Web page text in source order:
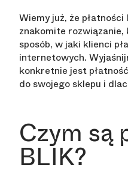
Wiemy już, że
znakomite
sposób, w jaki klienci
internetowych.
konkretnie jest
do swojego sklepu i
Czym są
BLIK?